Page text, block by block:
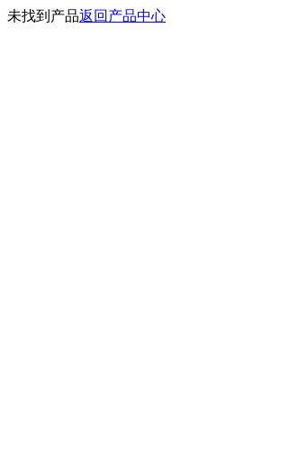
未找到产品返回产品中心